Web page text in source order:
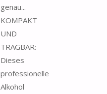
genau...
KOMPAKT
UND
TRAGBAR:
Dieses
professionelle
Alkohol